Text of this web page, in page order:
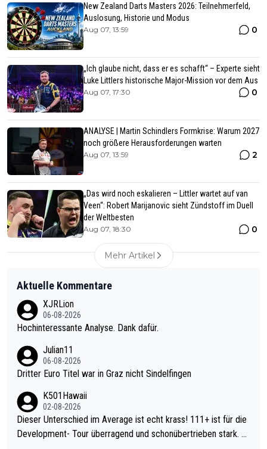
New Zealand Darts Masters 2026: Teilnehmerfeld,
Auslosung, Historie und Modus
Aug 07, 13:59 0
„Ich glaube nicht, dass er es schafft“ – Experte sieht
Luke Littlers historische Major-Mission vor dem Aus
Aug 07, 17:30 0
ANALYSE | Martin Schindlers Formkrise: Warum 2027
noch größere Herausforderungen warten
Aug 07, 13:59 2
„Das wird noch eskalieren – Littler wartet auf van
Veen“: Robert Marijanovic sieht Zündstoff im Duell
der Weltbesten
Aug 07, 18:30 0
Mehr Artikel
Aktuelle Kommentare
XJRLion
06-08-2026
Hochinteressante Analyse. Dank dafür.
Julian11
06-08-2026
Dritter Euro Titel war in Graz nicht Sindelfingen
K501Hawaii
02-08-2026
Dieser Unterschied im Average ist echt krass! 111+ ist für die
Development- Tour überragend und schonübertrieben stark. U